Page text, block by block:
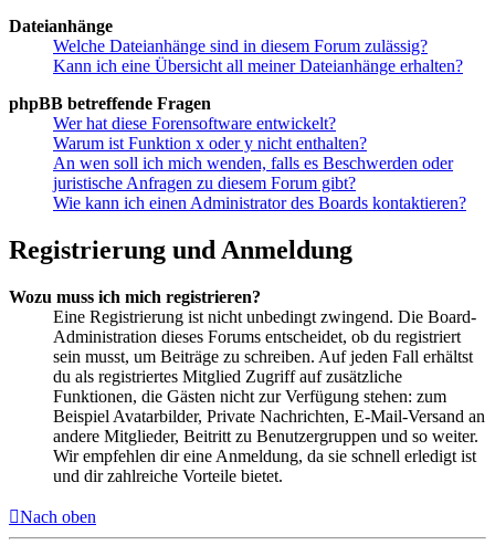
Dateianhänge
Welche Dateianhänge sind in diesem Forum zulässig?
Kann ich eine Übersicht all meiner Dateianhänge erhalten?
phpBB betreffende Fragen
Wer hat diese Forensoftware entwickelt?
Warum ist Funktion x oder y nicht enthalten?
An wen soll ich mich wenden, falls es Beschwerden oder
juristische Anfragen zu diesem Forum gibt?
Wie kann ich einen Administrator des Boards kontaktieren?
Registrierung und Anmeldung
Wozu muss ich mich registrieren?
Eine Registrierung ist nicht unbedingt zwingend. Die Board-
Administration dieses Forums entscheidet, ob du registriert
sein musst, um Beiträge zu schreiben. Auf jeden Fall erhältst
du als registriertes Mitglied Zugriff auf zusätzliche
Funktionen, die Gästen nicht zur Verfügung stehen: zum
Beispiel Avatarbilder, Private Nachrichten, E-Mail-Versand an
andere Mitglieder, Beitritt zu Benutzergruppen und so weiter.
Wir empfehlen dir eine Anmeldung, da sie schnell erledigt ist
und dir zahlreiche Vorteile bietet.
Nach oben